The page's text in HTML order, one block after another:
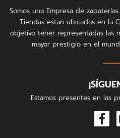
Somos una Empresa de
Tiendas estan ubicadas en la
objetivo tener representadas las
mayor prestigio en el
Estamos presentes en las